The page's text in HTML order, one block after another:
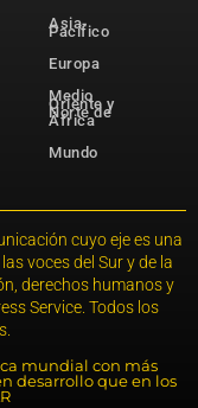
Asia-
Pacífico
Europa
Medio
Oriente y
Norte de
África
Mundo
cuyo eje es una
voces del Sur y de la
derechos humanos y
Service. Todos los
mundial con más
desarrollo que en los